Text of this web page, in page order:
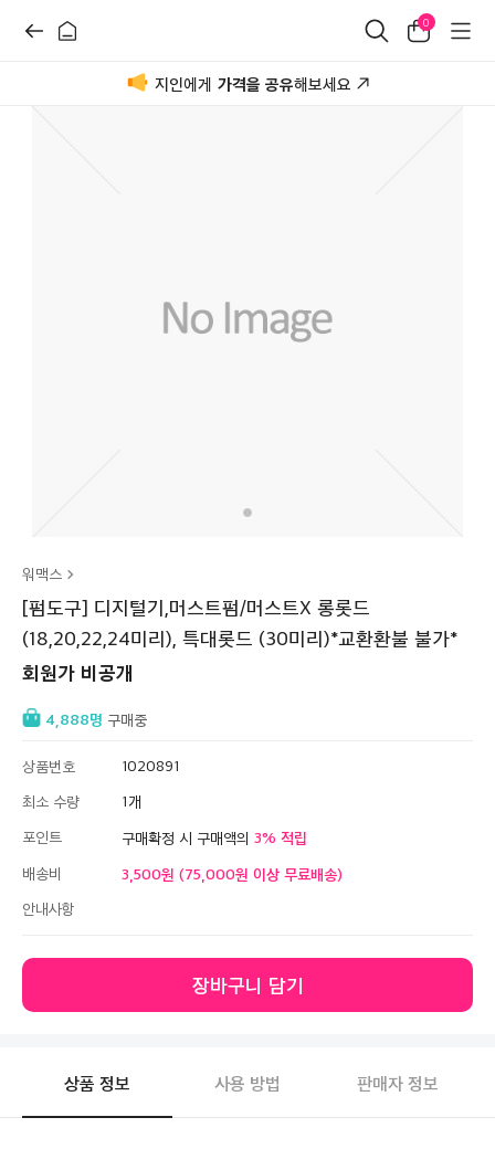
0
지인에게 가격을 공유해보세요
워맥스
[펌도구] 디지털기,머스트펌/머스트X 롱롯드
(18,20,22,24미리), 특대롯드 (30미리)*교환환불 불가*
회원가 비공개
4,888 구매중
상품번호
1020891
최소 수량
1
포인트
구매확정 시 구매액의 3
배송비 3,500원 (75,000원 이상 무료배송)
안내사항
장바구니 담기
상품 정보 사용 방법 판매자 정보